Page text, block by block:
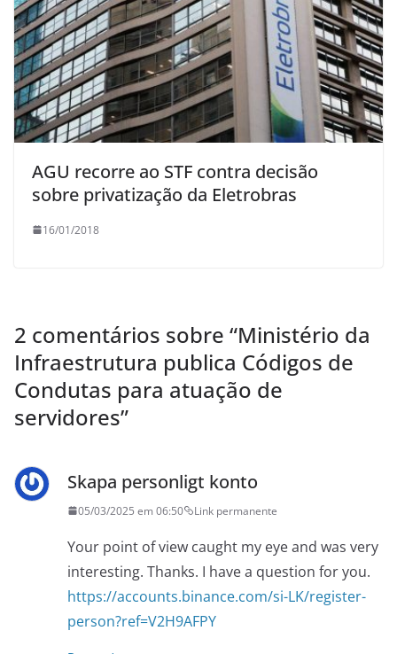
AGU recorre ao STF contra decisão
sobre privatização da Eletrobras
16/01/2018
2 comentários sobre “Ministério da
Infraestrutura publica Códigos de
Condutas para atuação de
servidores”
Skapa personligt konto
05/03/2025 em 06:50 Link permanente
Your point of view caught my eye and was very
interesting. Thanks. I have a question for you.
https://accounts.binance.com/si-LK/register-
person?ref=V2H9AFPY